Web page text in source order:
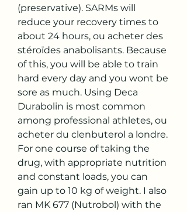
(preservative). SARMs will
reduce your recovery times to
about 24 hours, ou acheter des
stéroïdes anabolisants. Because
of this, you will be able to train
hard every day and you wont be
sore as much. Using Deca
Durabolin is most common
among professional athletes, ou
acheter du clenbuterol a londre.
For one course of taking the
drug, with appropriate nutrition
and constant loads, you can
gain up to 10 kg of weight. I also
ran MK 677 (Nutrobol) with the